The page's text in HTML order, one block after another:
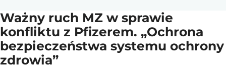
Ważny ruch MZ w sprawie
konfliktu z Pfizerem. „Ochrona
bezpieczeństwa systemu ochrony
zdrowia”